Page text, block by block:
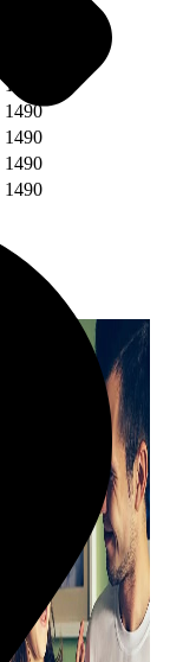
1490
1490
1490
1490
1490